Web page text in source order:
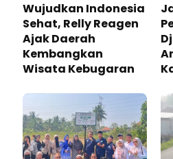
Wujudkan Indonesia
Sehat, Relly Reagen
Ajak Daerah
Kembangkan
Wisata Kebugaran